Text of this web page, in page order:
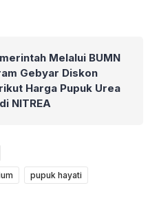
Melalui BUMN
Gebyar Diskon
Harga Pupuk Urea
NITREA
pupuk hayati